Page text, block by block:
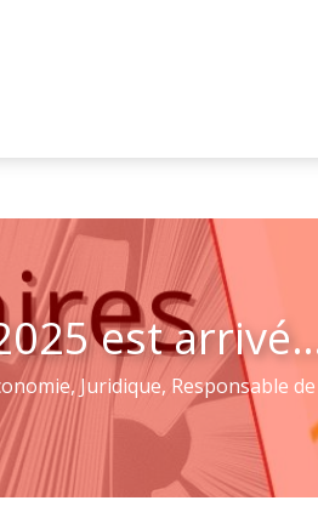
est
,Juridique, Responsable